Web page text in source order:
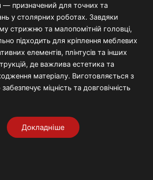
— призначений для точних та
у столярних роботах. Завдяки
стрижню та малопомітній головці,
підходить для кріплення меблевих
елементів, плінтусів та інших
де важлива естетика та
матеріалу. Виготовляється з
забезпечує міцність та довговічність
Докладніше